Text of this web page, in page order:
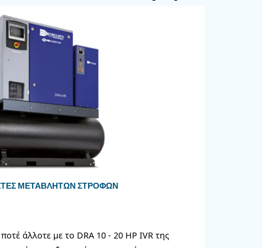
χρήσης, μειώνοντας την πτώση πίεσης
για ασφαλή συντήρηση,
και να εγκατασταθεί εύκολα σε έναν
όλα τα εξαρτήματα είναι
και να το ενεργοποιήσει.
ισχύος: 7,5, 11 και 15 kW με εύρος
σε δεξαμενή, έκδοση τοποθετημένη σε
εύκολο τον έλεγχο, τη συντήρηση και την